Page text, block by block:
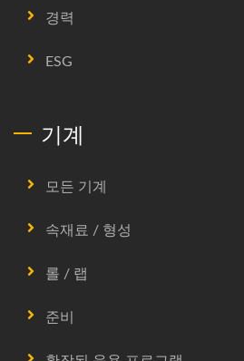
경력
ESG
기계
모든 기계
속재료 / 형성
롤 / 랩
준비